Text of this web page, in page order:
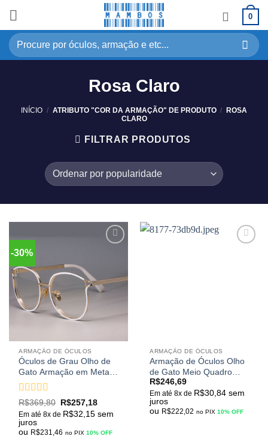
0
Rosa Claro
INÍCIO / ATRIBUTO "COR DA ARMAÇÃO" DE PRODUTO / ROSA
CLARO
FILTRAR PRODUTOS
-30%
desejos
ARMAÇÃO DE ÓCULOS
Óculos de Grau Olho de
Gato Armação em Metal
Modelo Luxo
Avaliação
3.5 de 5
R$369,80 R$257,18
Em até 8x de R$32,15 sem
juros
ou R$231,46 no PIX10% OFF
ARMAÇÃO DE ÓCULOS
Armação de Óculos Olho
de Gato Meio Quadro
Triangular Moda Fashion
R$246,69
Em até 8x de R$30,84 sem
juros
ou R$222,02 no PIX10% OFF